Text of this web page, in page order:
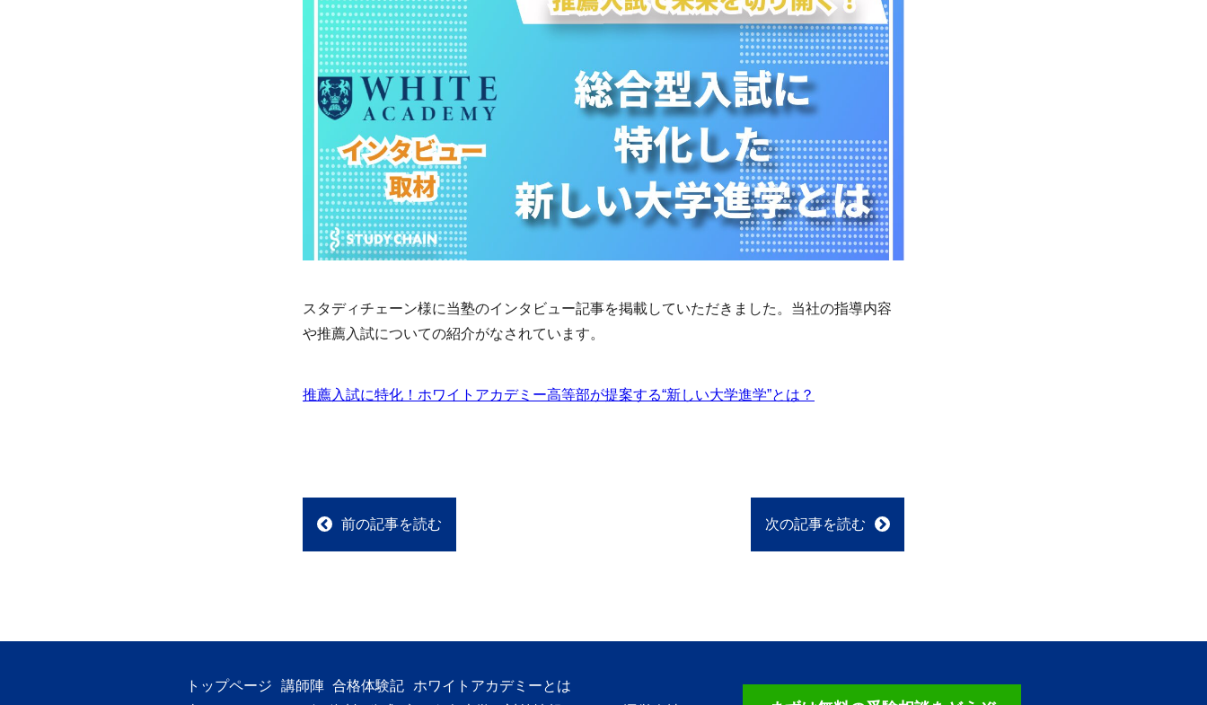
スタディチェーン様に当塾のインタビュー記事を掲載していただきました。当社の指導内容
や推薦入試についての紹介がなされています。
推薦入試に特化！ホワイトアカデミー高等部が提案する“新しい大学進学”とは？
前の記事を読む 次の記事を読む
トップページ 講師陣 合格体験記 ホワイトアカデミーとは